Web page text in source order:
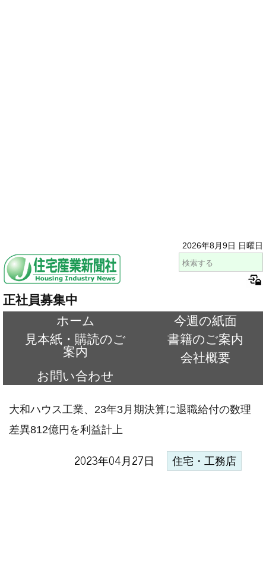
2026年8月9日 日曜日
正社員募集中
ホーム
今週の紙面
見本紙・購読のご
案内
書籍のご案内
会社概要
お問い合わせ
大和ハウス工業、23年3月期決算に退職給付の数理
差異812億円を利益計上
2023年04月27日 住宅・工務店